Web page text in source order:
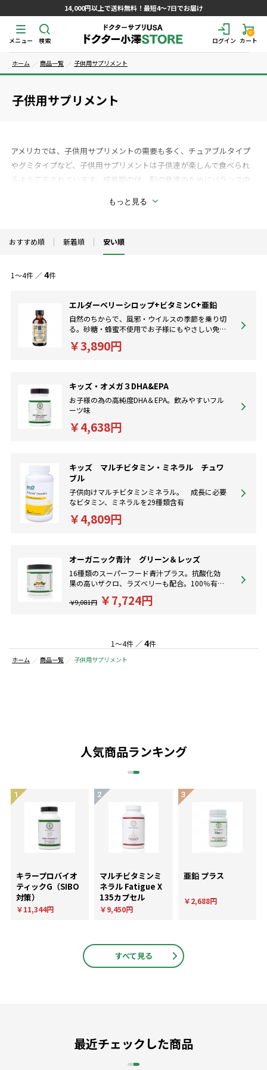
14,000円以上で送料無料！最短4～7日でお届け
ログイン
0
カート
検索
メニュー
ホーム 商品一覧 子供用サプリメント
子供用サプリメント
アメリカでは、子供用サプリメントの需要も多く、チュアブルタイプ
やグミタイプなど、子供用サプリメントは子供達が楽しんで食べられ
るよう工夫されています。成長期の体、脳の発達のためにバランスの
んの栄養補助としてサプリメントを活用するのも一つの方法です。 お
色料を使用しない商品など、常に安心できる原材料を使用した子供用
サプリメントを取り揃えています。
もっと見る
おすすめ順 新着順 安い順
1～4件 ／4件
エルダーベリーシロップ+ビタミンC+亜鉛
自然のちからで、風邪・ウイルスの季節を乗り切
る。砂糖・蜂蜜不使用でお子様にもやさしい免疫
￥3,890円
キッズ・オメガ３DHA&EPA
お子様の為の高純度DHA＆EPA。飲みやすいフル
ーツ味
￥4,638円
キッズ マルチビタミン・ミネラル チュワ
ブル
子供向けマルチビタミンミネラル。 成長に必要
なビタミン、ミネラルを29種類含有
￥4,809円
オーガニック青汁 グリーン＆レッズ
16種類のスーパーフード青汁プラス。抗酸化効
果の高いザクロ、ラズベリーも配合。100％有機
￥9,081円 ￥7,724円
1～4件 ／4件
ホーム 商品一覧 子供用サプリメント
人気商品ランキング
キラープロバイオ
ティックG（SIBO
対策）
￥11,344円
マルチビタミンミ
ネラル Fatigue X
135カプセル
￥9,450円
亜鉛 プラス
￥2,688円
すべて見る
最近チェックした商品